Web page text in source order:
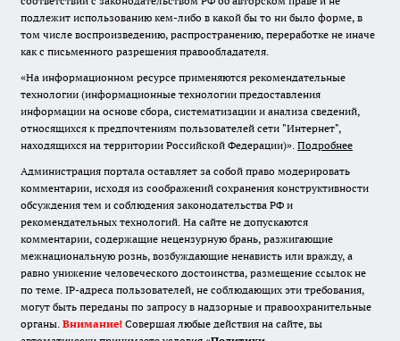
подлежит использованию кем-либо в какой бы то ни было форме, в
том числе воспроизведению, распространению, переработке не иначе
как с письменного разрешения правообладателя.
«На информационном ресурсе применяются рекомендательные
технологии (информационные технологии предоставления
информации на основе сбора, систематизации и анализа сведений,
относящихся к предпочтениям пользователей сети "Интернет",
находящихся на территории Российской Федерации)». Подробнее
Администрация портала оставляет за собой право модерировать
комментарии, исходя из соображений сохранения конструктивности
обсуждения тем и соблюдения законодательства РФ и
рекомендательных технологий. На сайте не допускаются
комментарии, содержащие нецензурную брань, разжигающие
межнациональную рознь, возбуждающие ненависть или вражду, а
равно унижение человеческого достоинства, размещение ссылок не
по теме. IP-адреса пользователей, не соблюдающих эти требования,
могут быть переданы по запросу в надзорные и правоохранительные
органы. Внимание! Совершая любые действия на сайте, вы